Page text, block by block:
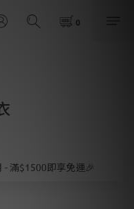
- 滿$1500即享免運🎉